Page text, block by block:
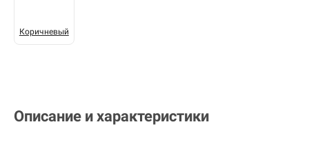
Коричневый
Описание и характеристики